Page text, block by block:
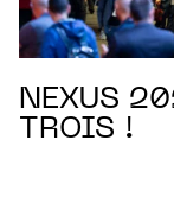
NEXUS
TROIS !